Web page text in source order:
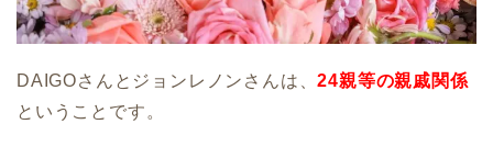
DAIGOさんとジョンレノンさんは、24親等の親戚関係
ということです。